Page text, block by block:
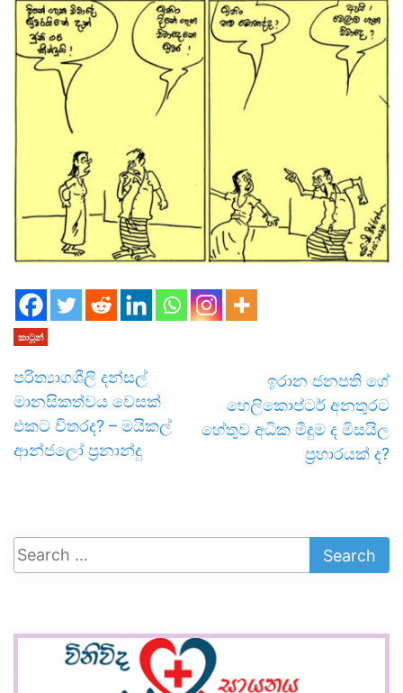
කාටූන්
පරිත්‍යාගශීලි දන්සල්
මානසිකත්වය වෙසක්
එකට විතරද? – මයිකල්
ආන්ජලෝ ප්‍රනාන්දු
ඉරාන ජනපති ගේ
හෙලිකොප්ටර් අනතුරට
හේතුව අධික මීදුම ද මිසයිල
ප්‍රහාරයක් ද?